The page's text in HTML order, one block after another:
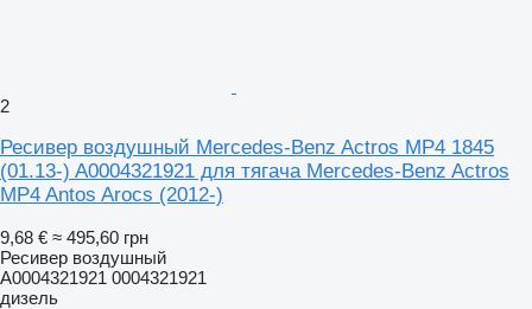
2
Ресивер воздушный Mercedes-Benz Actros MP4 1845
(01.13-) A0004321921 для тягача Mercedes-Benz Actros
MP4 Antos Arocs (2012-)
9,68 € ≈ 495,60 грн
Ресивер воздушный
A0004321921 0004321921
дизель